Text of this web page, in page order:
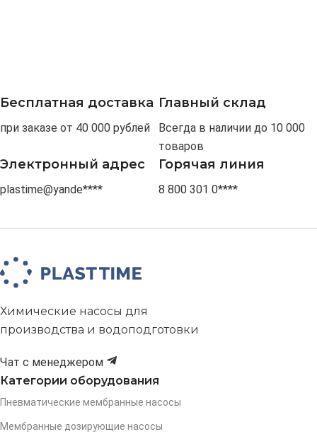
Бесплатная доставка
при заказе от 40 000 рублей
Главный склад
Всегда в наличии до 10 000
товаров
Электронный адрес
plastime@yande****
Горячая линия
8 800 301 0****
Химические насосы для
производства и водоподготовки
Чат с менеджером
Категории оборудования
Пневматические мембранные насосы
Мембранные дозирующие насосы